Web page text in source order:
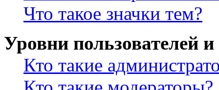
Что такое значки тем?
Уровни пользователей
Кто такие